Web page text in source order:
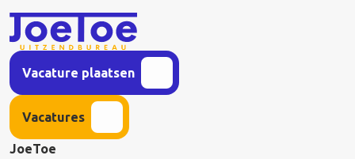
Vacature plaatsen
Vacatures
JoeToe